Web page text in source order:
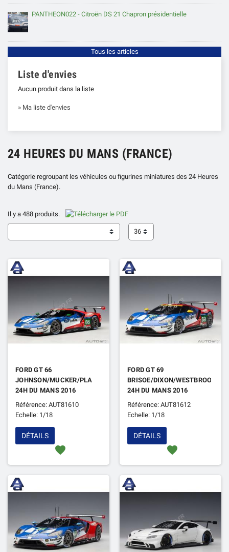
PANTHEON022 - Citroën DS 21 Chapron présidentielle
Tous les articles
Liste d'envies
Aucun produit dans la liste
» Ma liste d'envies
24 HEURES DU MANS (FRANCE)
Catégorie regroupant les véhicules ou figurines miniatures des 24 Heures
du Mans (France).
Il y a 488 produits.
36
FORD GT 66
JOHNSON/MUCKER/PLA
24H DU MANS 2016
Référence: AUT81610
Echelle: 1/18
favorite
DÉTAILS
FORD GT 69
BRISOE/DIXON/WESTBROOK
24H DU MANS 2016
Référence: AUT81612
Echelle: 1/18
favorite
DÉTAILS